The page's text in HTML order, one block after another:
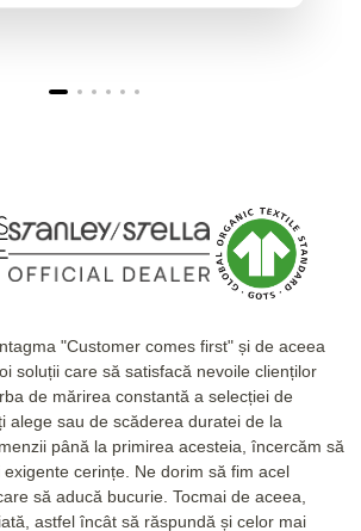
"Customer comes first" și de aceea
soluții care să satisfacă nevoile clienților
de mărirea constantă a selecției de
alege sau de scăderea duratei de la
până la primirea acesteia, încercăm să
cerințe. Ne dorim să fim acel
să aducă bucurie. Tocmai de aceea,
astfel încât să răspundă și celor mai